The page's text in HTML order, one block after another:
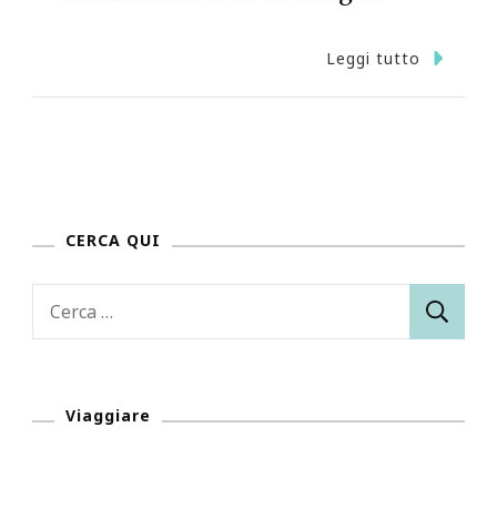
Leggi tutto
CERCA QUI
Viaggiare